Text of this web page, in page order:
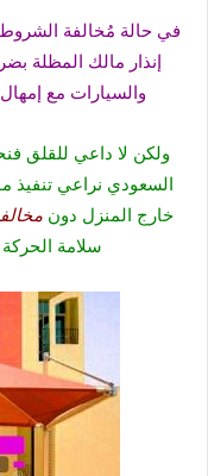
في حالة مُخالفة الشروط
إنذار مالك المظلة
والسيارات مع إمهال
ولكن لا داعي للقلق
السعودي نراعي
خارج المنزل دون
سلامة